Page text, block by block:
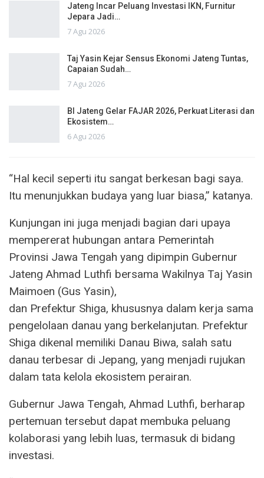
Jateng Incar Peluang Investasi IKN, Furnitur
Jepara Jadi…
7 Agu 2026
Taj Yasin Kejar Sensus Ekonomi Jateng Tuntas,
Capaian Sudah…
7 Agu 2026
BI Jateng Gelar FAJAR 2026, Perkuat Literasi dan
Ekosistem…
6 Agu 2026
“Hal kecil seperti itu sangat berkesan bagi saya.
Itu menunjukkan budaya yang luar biasa,” katanya.
Kunjungan ini juga menjadi bagian dari upaya
mempererat hubungan antara Pemerintah
Provinsi Jawa Tengah yang dipimpin Gubernur
Jateng Ahmad Luthfi bersama Wakilnya Taj Yasin
Maimoen (Gus Yasin),
dan Prefektur Shiga, khususnya dalam kerja sama
pengelolaan danau yang berkelanjutan. Prefektur
Shiga dikenal memiliki Danau Biwa, salah satu
danau terbesar di Jepang, yang menjadi rujukan
dalam tata kelola ekosistem perairan.
Gubernur Jawa Tengah, Ahmad Luthfi, berharap
pertemuan tersebut dapat membuka peluang
kolaborasi yang lebih luas, termasuk di bidang
investasi.